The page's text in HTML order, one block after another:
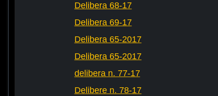
Delibera 68-17
Delibera 69-17
Delibera 65-2017
Delibera 65-2017
delibera n. 77-17
Delibere n. 78-17